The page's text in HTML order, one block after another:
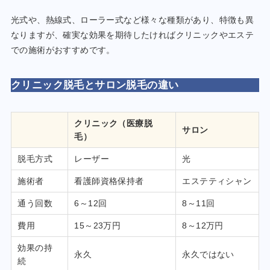
光式や、熱線式、ローラー式など様々な種類があり、特徴も異
なりますが、確実な効果を期待したければクリニックやエステ
での施術がおすすめです。
クリニック脱毛とサロン脱毛の違い
クリニック（医療脱
毛）
サロン
脱毛方式 レーザー 光
施術者 看護師資格保持者 エステティシャン
通う回数 6～12回 8～11回
費用 15～23万円 8～12万円
効果の持
続
永久 永久ではない